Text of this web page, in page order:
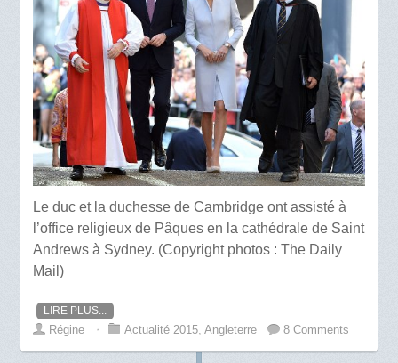
Le duc et la duchesse de Cambridge ont assisté à
l’office religieux de Pâques en la cathédrale de Saint
Andrews à Sydney. (Copyright photos : The Daily
Mail)
LIRE PLUS...
Régine ⋅ Actualité 2015 ,Angleterre 8 Comments